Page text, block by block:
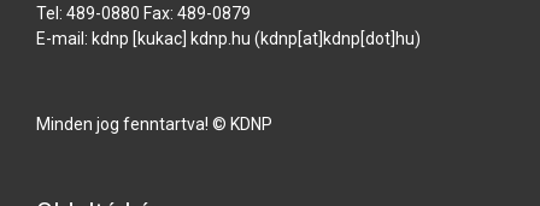
Tel: 489-0880 Fax: 489-0879
E-mail: kdnp [kukac] kdnp hu (kdnp[at]kdnp[dot]hu)
Minden jog fenntartva! © KDNP